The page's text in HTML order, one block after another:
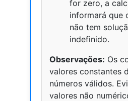
for zero, a
informará que
não tem
indefinido.
Observações: Os
valores constantes
números válidos.
valores não